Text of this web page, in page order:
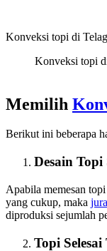
Konveksi topi di
Konveksi topi
Memilih
Berikut ini beberapa
Desain Topi
Apabila memesan
yang cukup, maka
diproduksi sejumlah
Topi